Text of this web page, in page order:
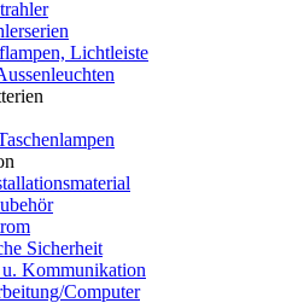
Lichtleiste
Sicherheit
Kommunikation
Computer